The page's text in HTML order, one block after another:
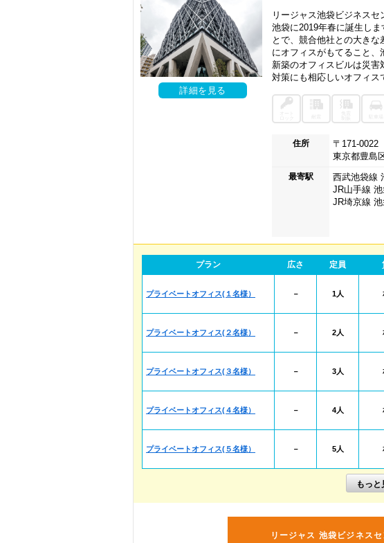
詳細を見る
リージャス池袋ビジネス
池袋に2019年春に誕生し
とで、競合他社との大き
にオフィスがもてること
新築のオフィスビルは災
対策にも相応しいオフィス
住所
〒171-0022
東京都豊島
最寄駅
西武池袋線
JR山手線
JR埼京線
プラン 広さ 定員
プライベートオフィス(１名様） － 1人
プライベートオフィス(２名様） － 2人
プライベートオフィス(３名様） － 3人
プライベートオフィス(４名様） － 4人
プライベートオフィス(５名様） － 5人
リージャス 池袋ビジネス